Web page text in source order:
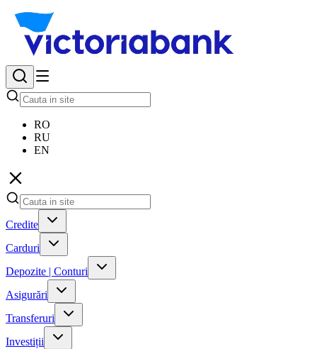
RO
RU
EN
Credite
Carduri
Depozite | Conturi
Asigurări
Transferuri
Investiții